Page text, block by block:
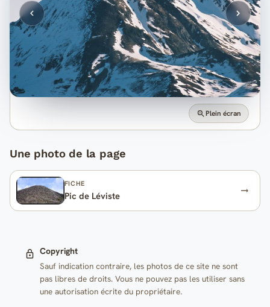
Plein écran
Une photo de la page
FICHE
Pic de Léviste
Copyright
Sauf indication contraire, les photos de ce site ne sont
pas libres de droits. Vous ne pouvez pas les utiliser sans
une autorisation écrite du propriétaire.